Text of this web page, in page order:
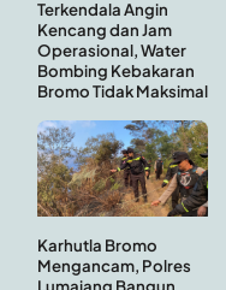
Terkendala Angin
Kencang dan Jam
Operasional, Water
Bombing Kebakaran
Bromo Tidak Maksimal
Karhutla Bromo
Mengancam, Polres
Lumajang Bangun